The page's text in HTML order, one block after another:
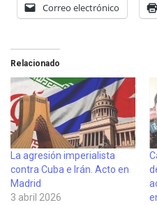
Correo electrónico
Relacionado
La agresión imperialista
contra Cuba e Irán. Acto en
Madrid
3 abril 2026